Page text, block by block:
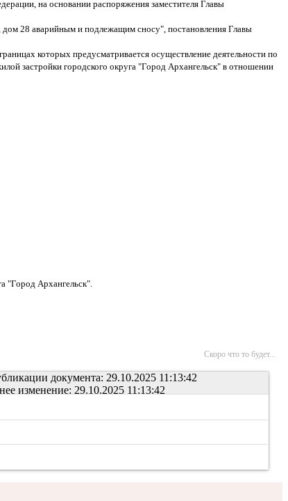
на основании распоряжения заместителя Главы
дом 28 аварийным и подлежащим сносу", постановления Главы
которых предусматривается осуществление деятельности по
застройки городского округа "Город Архангельск" в отношении
"Город Архангельск".
Скоро что то будет...
документа: 29.10.2025 11:13:42
изменение: 29.10.2025 11:13:42